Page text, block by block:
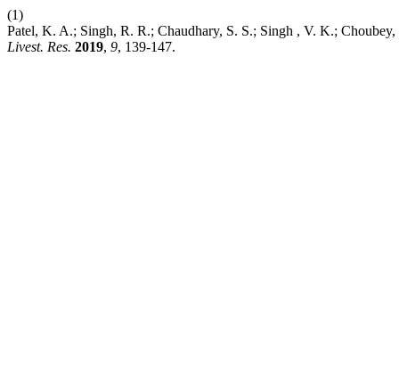
(1)
Patel, K. A.; Singh, R. R.; Chaudhary, S. S.; Singh , V. K.;
Livest. Res. 2019, 9, 139-147.